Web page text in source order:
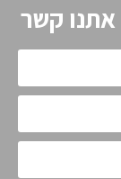
אתנו קשר